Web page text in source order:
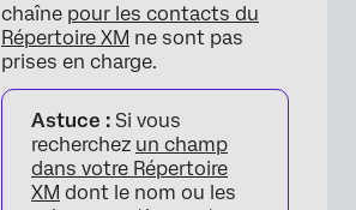
chaîne pour les contacts du
Répertoire XM ne sont pas
prises en charge.
Astuce : Si vous
recherchez un champ
dans votre Répertoire
XM dont le nom ou les